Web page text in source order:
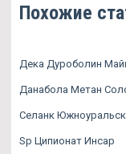
Похожие
Дека Дуроболин
Данабола Метан
Селанк Южноуральск
Sp Ципионат Инсар